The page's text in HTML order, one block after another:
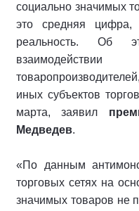
социально значимых
это средняя
реальность. Об
взаимодействии
иных субъектов
марта, заявил
Медведев.
«По данным
торговых сетях на
значимых товаров не